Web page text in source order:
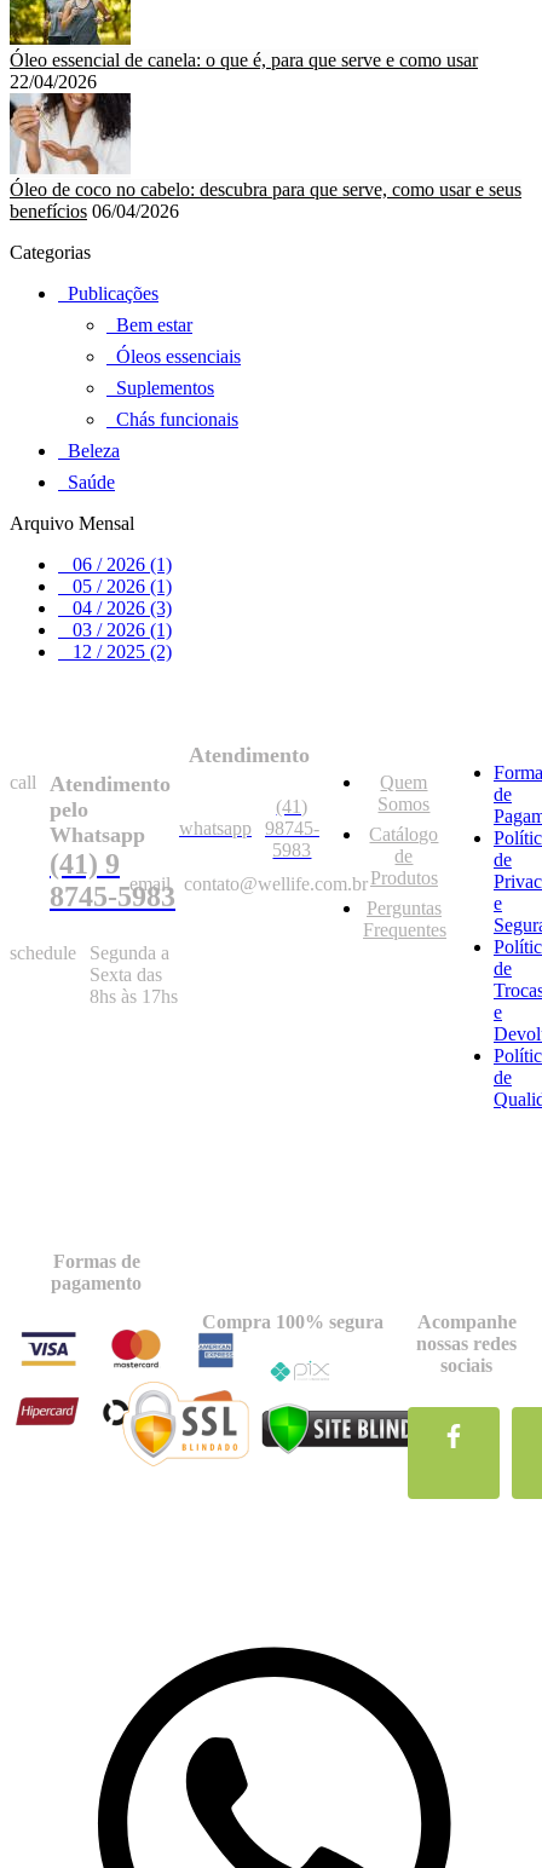
Óleo essencial de canela: o que é, para que serve e como usar
22/04/2026
Óleo de coco no cabelo: descubra para que serve, como usar e seus
benefícios 06/04/2026
Categorias
Publicações
Bem estar
Óleos essenciais
Suplementos
Chás funcionais
Beleza
Saúde
Arquivo Mensal
06 / 2026 (1)
05 / 2026 (1)
04 / 2026 (3)
03 / 2026 (1)
12 / 2025 (2)
call
Atendimento
pelo
Whatsapp
(41) 9
8745-5983
schedule
Segunda a
Sexta das
8hs às 17hs
Atendimento
whatsapp
(41)
98745-
5983
email
contato@wellife.com.br
Quem
Somos
Catálogo
de
Produtos
Perguntas
Frequentes
de
de
e
de
e
de
Formas de
pagamento
Compra 100% segura
Acompanhe
nossas redes
sociais